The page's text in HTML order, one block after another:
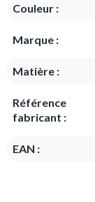
Couleur :
Marque :
Matière :
Référence
fabricant :
EAN :